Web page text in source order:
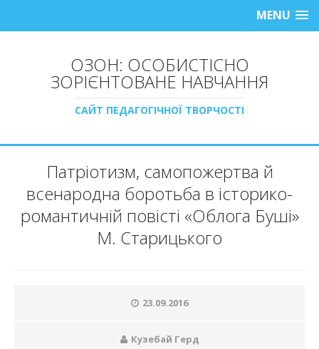
MENU
ОЗОН: ОСОБИСТІСНО
ЗОРІЄНТОВАНЕ НАВЧАННЯ
САЙТ ПЕДАГОГІЧНОЇ ТВОРЧОСТІ
Патріотизм, самопожертва й
всенародна боротьба в історико-
романтичній повісті «Облога Буші»
М. Старицького
23.09.2016
Кузебай Герд